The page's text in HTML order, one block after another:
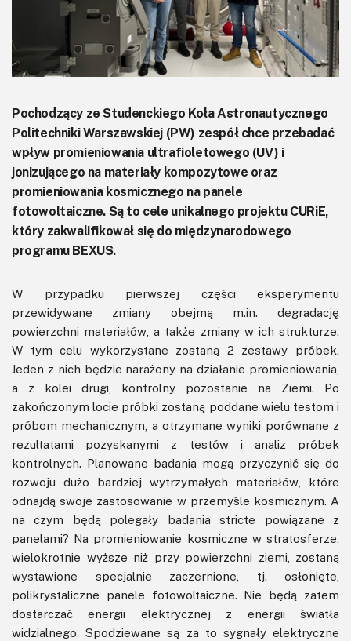
Magazyny
Archiwum
Pochodzący ze Studenckiego Koła Astronautycznego
Politechniki Warszawskiej (PW) zespół chce przebadać
wpływ promieniowania ultrafioletowego (UV) i
jonizującego na materiały kompozytowe oraz
promieniowania kosmicznego na panele
fotowoltaiczne. Są to cele unikalnego projektu CURiE,
który zakwalifikował się do międzynarodowego
programu BEXUS.
W przypadku pierwszej części eksperymentu
przewidywane zmiany obejmą m.in. degradację
powierzchni materiałów, a także zmiany w ich strukturze.
W tym celu wykorzystane zostaną 2 zestawy próbek.
Jeden z nich będzie narażony na działanie promieniowania,
a z kolei drugi, kontrolny pozostanie na Ziemi. Po
zakończonym locie próbki zostaną poddane wielu testom i
próbom mechanicznym, a otrzymane wyniki porównane z
rezultatami pozyskanymi z testów i analiz próbek
kontrolnych. Planowane badania mogą przyczynić się do
rozwoju dużo bardziej wytrzymałych materiałów, które
odnajdą swoje zastosowanie w przemyśle kosmicznym. A
na czym będą polegały badania stricte powiązane z
panelami? Na promieniowanie kosmiczne w stratosferze,
wielokrotnie wyższe niż przy powierzchni ziemi, zostaną
wystawione specjalnie zaczernione, tj. osłonięte,
polikrystaliczne panele fotowoltaiczne. Nie będą zatem
dostarczać energii elektrycznej z energii światła
widzialnego. Spodziewane są za to sygnały elektryczne